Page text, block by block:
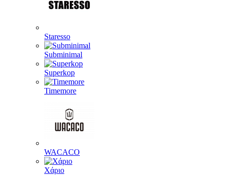
Staresso
Subminimal
Superkop
Timemore
WACACO
Χάριο